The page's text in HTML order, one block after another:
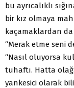
bu ayrıcalıklı
bir kız olmaya
kaçamaklardan da
“Merak etme seni
“Nasıl oluyorsa
tuhaftı. Hatta
yankesici olarak